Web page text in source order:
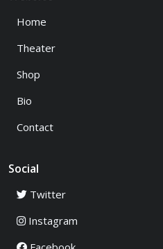
Home
Theater
Shop
Bio
Contact
Social
Twitter
Instagram